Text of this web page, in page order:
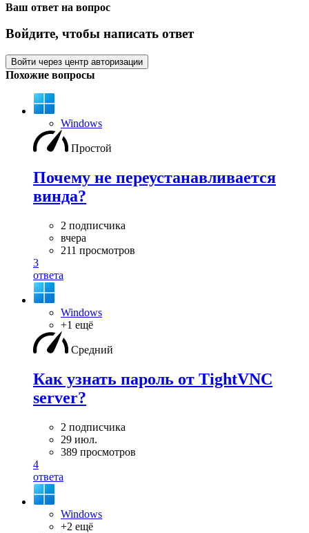
Ваш ответ на вопрос
Войдите, чтобы написать ответ
Войти через центр авторизации
Похожие вопросы
Windows
Простой
Почему не переустанавливается
винда?
2 подписчика
вчера
211 просмотров
3
ответа
Windows
+1 ещё
Средний
Как узнать пароль от TightVNC
server?
2 подписчика
29 июл.
389 просмотров
4
ответа
Windows
+2 ещё